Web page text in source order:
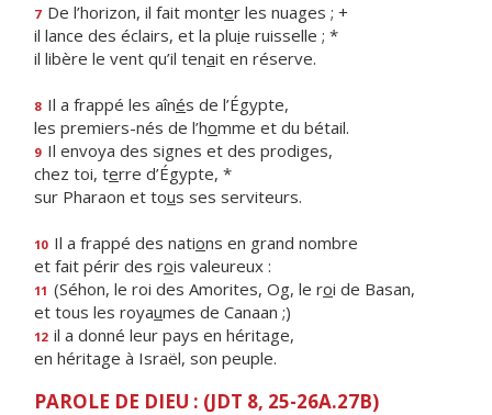
7 De l’horizon, il fait monter les nuages ; +
il lance des éclairs, et la pluie ruisselle ; *
il libère le vent qu’il tenait en réserve.
8 Il a frappé les aînés de l’Égypte,
les premiers-nés de l’homme et du bétail.
9 Il envoya des signes et des prodiges,
chez toi, terre d’Égypte, *
sur Pharaon et tous ses serviteurs.
10 Il a frappé des nations en grand nombre
et fait périr des rois valeureux :
11 (Séhon, le roi des Amorites, Og, le roi de Basan,
et tous les royaumes de Canaan ;)
12 il a donné leur pays en héritage,
en héritage à Israël, son peuple.
PAROLE DE DIEU : (JDT 8, 25-26A.27B)